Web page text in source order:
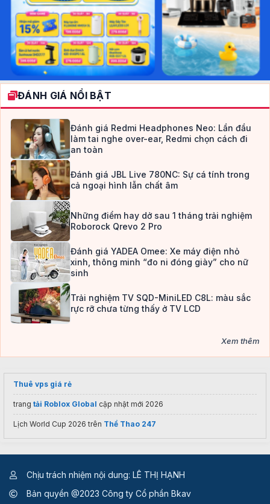
ĐÁNH GIÁ NỔI BẬT
Đánh giá Redmi Headphones Neo: Lần đầu
làm tai nghe over-ear, Redmi chọn cách đi
an toàn
Đánh giá JBL Live 780NC: Sự cá tính trong
cả ngoại hình lẫn chất âm
Những điểm hay dở sau 1 tháng trải nghiệm
Roborock Qrevo 2 Pro
Đánh giá YADEA Omee: Xe máy điện nhỏ
xinh, thông minh “đo ni đóng giày” cho nữ
sinh
Trải nghiệm TV SQD-MiniLED C8L: màu sắc
rực rỡ chưa từng thấy ở TV LCD
Xem thêm
Thuê vps giá rẻ
trang tải Roblox Global cập nhật mới 2026
Lịch World Cup 2026 trên Thể Thao 247
Chịu trách nhiệm nội dung: LÊ THỊ HẠNH
Bản quyền @2023 Công ty Cổ phần Bkav